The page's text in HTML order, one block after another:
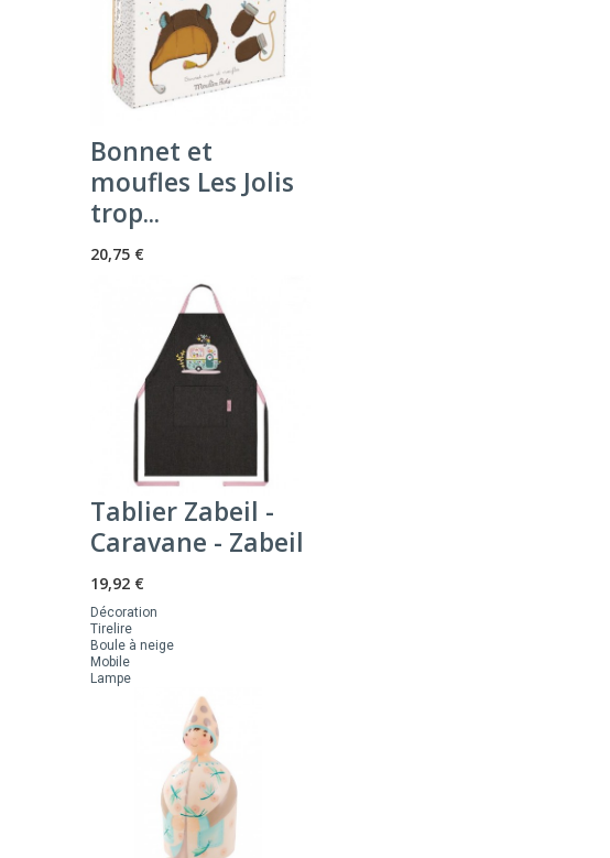
Bonnet et
moufles Les Jolis
trop...
20,75 €
Tablier Zabeil -
Caravane - Zabeil
19,92 €
Décoration
Tirelire
Boule à neige
Mobile
Lampe